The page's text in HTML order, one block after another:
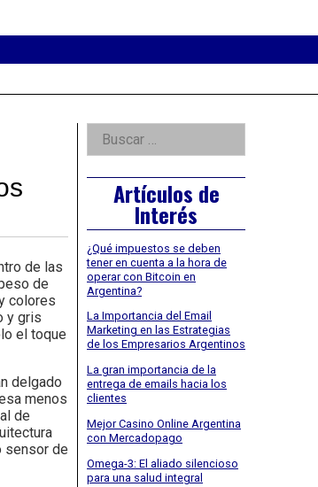
de las
de
colores
y gris
el toque
delgado
menos
de
sensor de
Right
Asides
Buscar:
Artículos de
Interés
¿Qué impuestos se deben
tener en cuenta a la hora de
operar con Bitcoin en
Argentina?
La Importancia del Email
Marketing en las Estrategias
de los Empresarios Argentinos
La gran importancia de la
entrega de emails hacia los
clientes
Mejor Casino Online Argentina
con Mercadopago
Omega-3: El aliado silencioso
para una salud integral